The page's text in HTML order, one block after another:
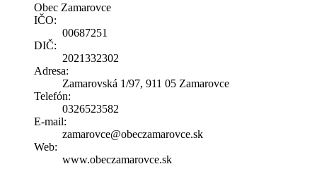
Obec Zamarovce
IČO:
00687251
DIČ:
2021332302
Adresa:
Zamarovská 1/97, 911 05 Zamarovce
Telefón:
0326523582
E-mail:
zamarovce@obeczamarovce.sk
Web:
www.obeczamarovce.sk